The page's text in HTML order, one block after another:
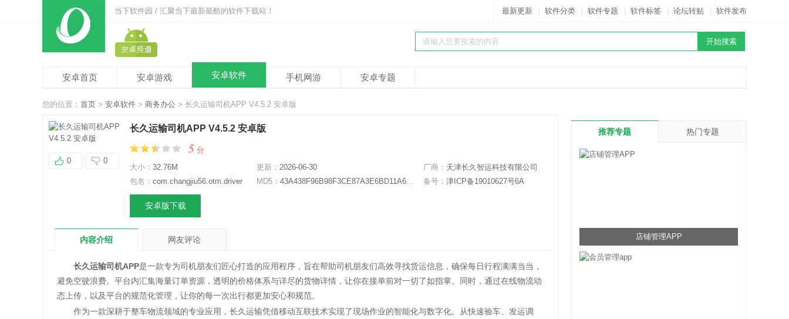
当下软件园 / 汇聚当下最新最酷的软件下载站！ 最新更新 软件分类 软件专题 软件标签 论坛转贴 软件发布
安卓首页 安卓游戏 安卓软件 手机网游 安卓专题
您的位置： 首页 > 安卓软件 > 商务办公 > 长久运输司机APP V4.5.2 安卓版
0 0
长久运输司机APP V4.5.2 安卓版
5 分
大小： 32.76M 更新： 2026-06-30 厂商： 天津长久智运科技有限公司
包名： com.changjiu56.otm.driver MD5： 43A438F96B98F3CE87A3E6BD11A680D4 备号： 津ICP备19010627号6A
安卓版下载
内容介绍 网友评论
长久运输司机APP是一款专为司机朋友们匠心打造的应用程序，旨在帮助司机朋友们高效寻找货运信息，确保每日行程满满当当，
避免空驶浪费。平台内汇集海量订单资源，透明的价格体系与详尽的货物详情，让你在接单前对一切了如指掌。同时，通过在线物流动
态上传，以及平台的规范化管理，让你的每一次出行都更加安心和规范。
作为一款深耕于整车物流领域的专业应用，长久运输凭借移动互联技术实现了现场作业的智能化与数字化。从快速验车、发运调
推荐专题 热门专题
店铺管理APP